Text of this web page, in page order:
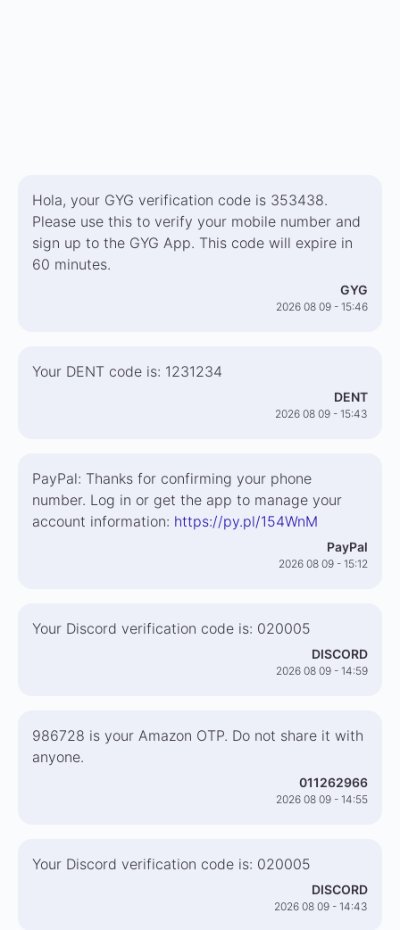
Hola, your GYG verification code is 353438.
Please use this to verify your mobile number and
sign up to the GYG App. This code will expire in
60 minutes.
GYG
2026 08 09 - 15:46
Your DENT code is: 1231234
DENT
2026 08 09 - 15:43
PayPal: Thanks for confirming your phone
number. Log in or get the app to manage your
account information: https://py.pl/154WnM
PayPal
2026 08 09 - 15:12
Your Discord verification code is: 020005
DISCORD
2026 08 09 - 14:59
986728 is your Amazon OTP. Do not share it with
anyone.
011262966
2026 08 09 - 14:55
Your Discord verification code is: 020005
DISCORD
2026 08 09 - 14:43